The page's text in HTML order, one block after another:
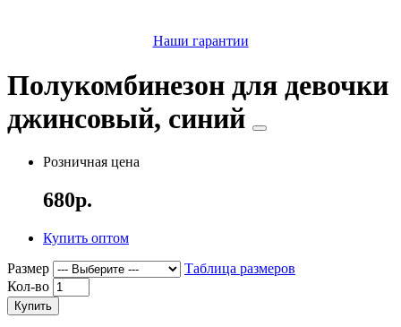
Наши гарантии
Полукомбинезон для девочки
джинсовый, синий
Розничная цена
680р.
Купить оптом
Размер
Таблица размеров
Кол-во
Купить